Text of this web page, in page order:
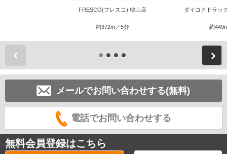
FRESCO(フレスコ) 桃山店
約372m／5分
ダイコクドラッ
約
メールでお問い合わせする(無料)
電話でお問い合わせする
無料会員登録はこちら